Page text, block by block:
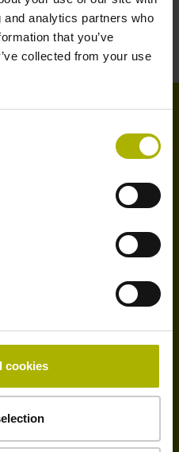
analytics partners who
that you’ve
collected from your use
cookies
de l’atelier, en
en chiffres